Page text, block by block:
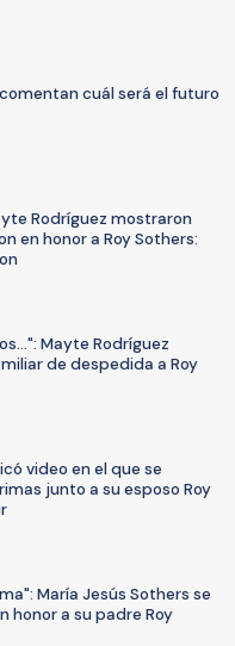
cuál será el futuro
Rodríguez mostraron
en honor a Roy Sothers:
Mayte Rodríguez
de despedida a Roy
video en el que se
junto a su esposo Roy
María Jesús Sothers se
honor a su padre Roy